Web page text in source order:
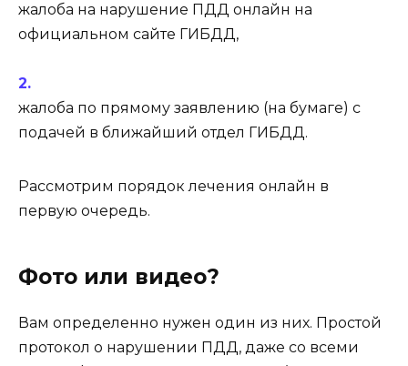
жалоба на нарушение ПДД онлайн на
официальном сайте ГИБДД,
жалоба по прямому заявлению (на бумаге) с
подачей в ближайший отдел ГИБДД.
Рассмотрим порядок лечения онлайн в
первую очередь.
Фото или видео?
Вам определенно нужен один из них. Простой
протокол о нарушении ПДД, даже со всеми